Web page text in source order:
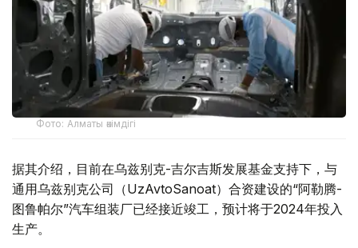
Фото: Алматы әкімдігі
据其介绍，目前在乌兹别克-吉尔吉斯发展基金支持下，与
通用乌兹别克公司（UzAvtoSanoat）合资建设的“阿勒腾-
图鲁帕尔”汽车组装厂已经接近竣工，预计将于2024年投入
生产。